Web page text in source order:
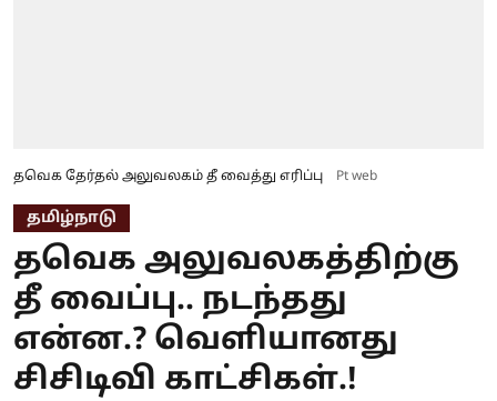
தவெக தேர்தல் அலுவலகம் தீ வைத்து எரிப்பு Pt web
தமிழ்நாடு
தவெக அலுவலகத்திற்கு
தீ வைப்பு.. நடந்தது
என்ன.? வெளியானது
சிசிடிவி காட்சிகள்.!